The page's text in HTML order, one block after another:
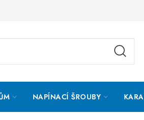
NAPÍNACÍ ŠROUBY